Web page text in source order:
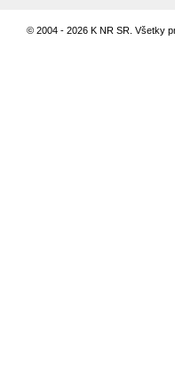
© 2004 - 2026 K NR SR. Všetky